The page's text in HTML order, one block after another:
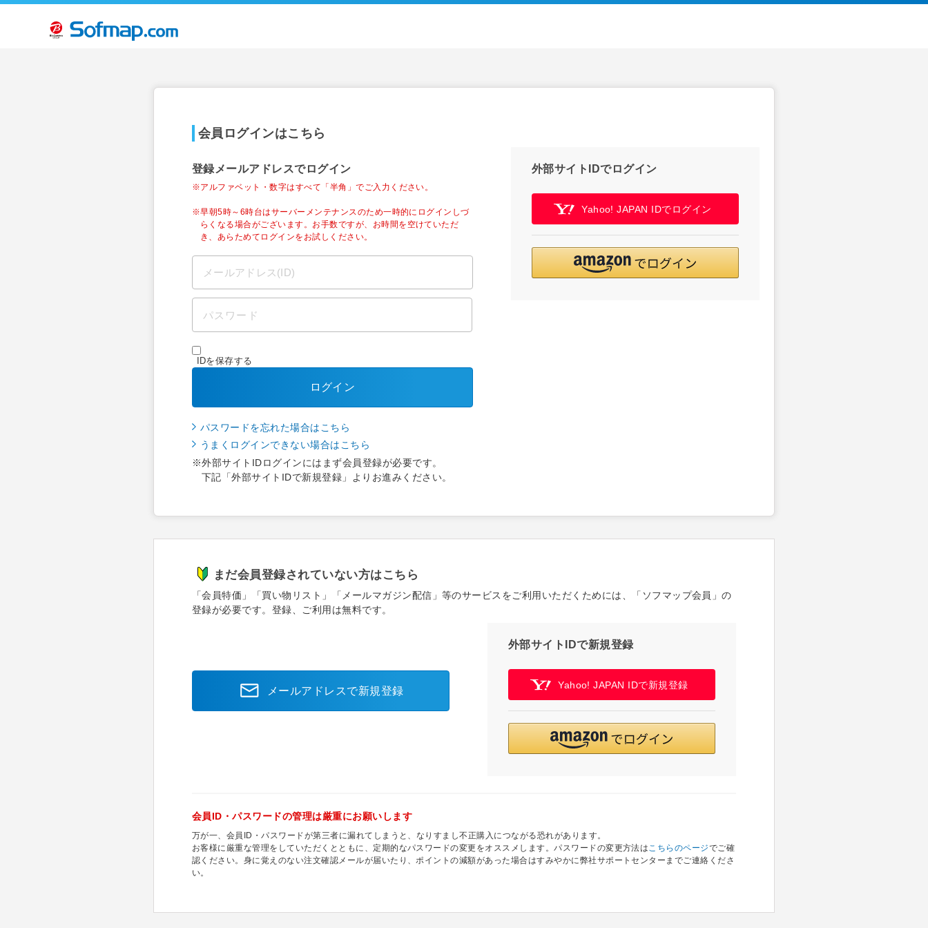
会員ログインはこちら
登録メールアドレスでログイン
※アルファベット・数字はすべて「半角」でご入力ください。
※早朝5時～6時台はサーバーメンテナンスのため一時的にログインしづ
らくなる場合がございます。お手数ですが、お時間を空けていただ
き、あらためてログインをお試しください。
IDを保存する
ログイン
パスワードを忘れた場合はこちら
うまくログインできない場合はこちら
※外部サイトIDログインにはまず会員登録が必要です。
下記「外部サイトIDで新規登録」よりお進みください。
外部サイトIDでログイン
Yahoo! JAPAN IDでログイン
まだ会員登録されていない方はこちら
「会員特価」「買い物リスト」「メールマガジン配信」等のサービスをご利用いただくためには、「ソフマップ会員」の
登録が必要です。登録、ご利用は無料です。
メールアドレスで新規登録
外部サイトIDで新規登録
Yahoo! JAPAN IDで新規登録
会員ID・パスワードの管理は厳重にお願いします
万が一、会員ID・パスワードが第三者に漏れてしまうと、なりすまし不正購入につながる恐れがあります。
お客様に厳重な管理をしていただくとともに、定期的なパスワードの変更をオススメします。パスワードの変更方法はこちらのページでご確
認ください。身に覚えのない注文確認メールが届いたり、ポイントの減額があった場合はすみやかに弊社サポートセンターまでご連絡くださ
い。